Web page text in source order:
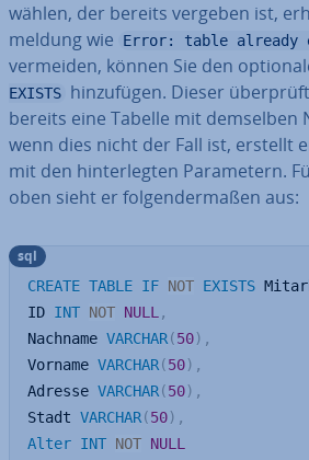
wählen, der bereits vergeben ist,
mel­dung wie
Error: table already
vermeiden, können Sie den
EXISTS hin­zu­fü­gen. Dieser
bereits eine Tabelle mit demselben
wenn dies nicht der Fall ist, erstellt
mit den hin­ter­leg­ten Pa­ra­me­tern.
oben sieht er fol­gen­der­ma­ßen aus:
CREATE TABLE IF NOT EXISTS
ID INT NOT NULL ,
Nachname VARCHAR(50) ,
Vorname VARCHAR(50) ,
Adresse VARCHAR(50) ,
Stadt VARCHAR(50) ,
Alter INT NOT NULL
sql